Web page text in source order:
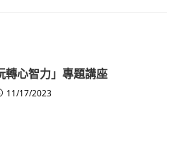
轉心智力」專題講座
11/17/2023